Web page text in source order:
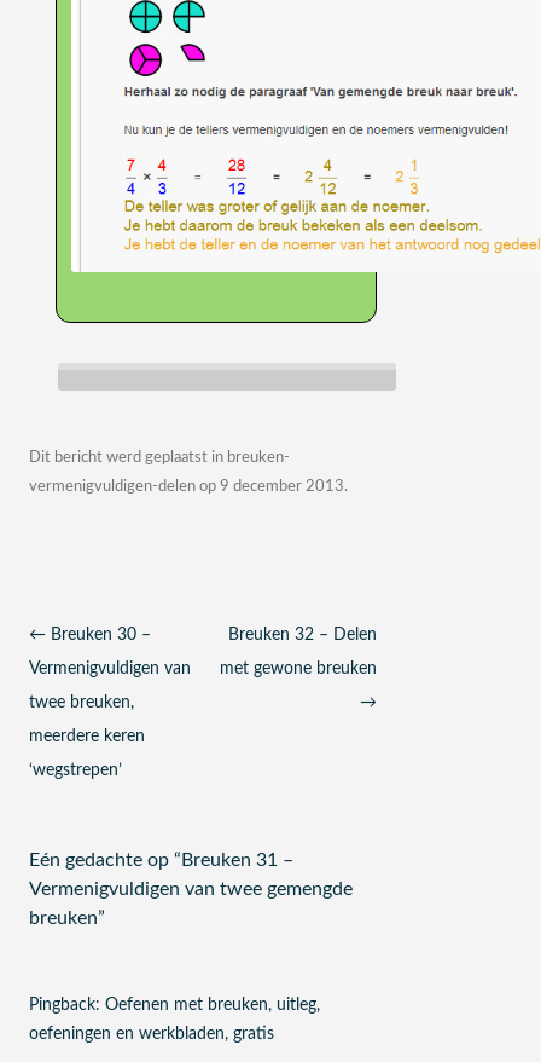
Dit bericht werd geplaatst in breuken-
vermenigvuldigen-delen op 9 december 2013.
Berichtnavigatie
← Breuken 30 –
Vermenigvuldigen van
twee breuken,
meerdere keren
‘wegstrepen’
Breuken 32 – Delen
met gewone breuken
→
Eén gedachte op “Breuken 31 –
Vermenigvuldigen van twee gemengde
breuken”
Pingback: Oefenen met breuken, uitleg,
oefeningen en werkbladen, gratis